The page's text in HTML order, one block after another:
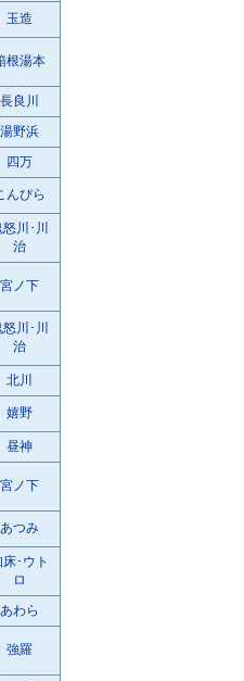
玉造
根湯本
長良川
湯野浜
四万
んぴら
怒川･川
治
宮ノ下
怒川･川
治
北川
嬉野
昼神
宮ノ下
あつみ
床･ウト
ロ
あわら
強羅